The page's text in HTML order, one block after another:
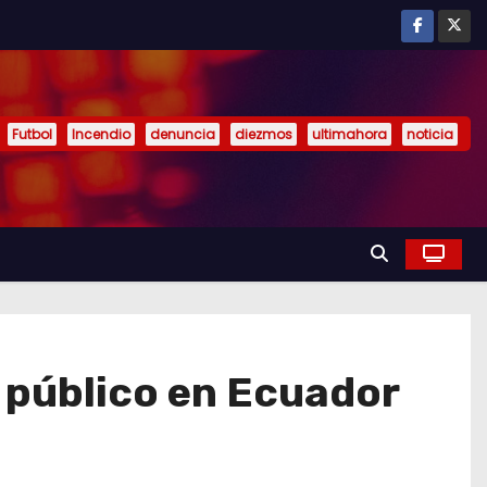
Futbol Incendio denuncia diezmos ultimahora noticia
en Ecuador